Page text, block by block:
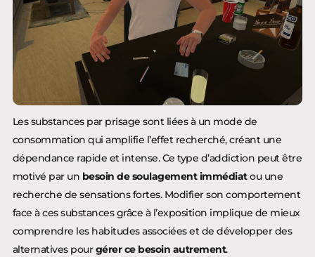
Les substances par prisage sont liées à un mode de
consommation qui amplifie l’effet recherché, créant une
dépendance rapide et intense. Ce type d’addiction peut être
motivé par un besoin de soulagement immédiatou une
recherche de sensations fortes. Modifier son comportement
face à ces substances grâce à l’exposition implique de mieux
comprendre les habitudes associées et de développer des
alternatives pourgérer ce besoin autrement.